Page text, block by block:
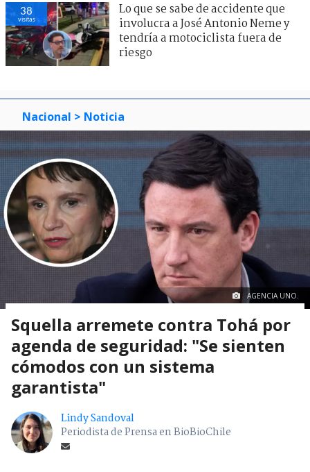
38
visitas
Lo que se sabe de accidente que
involucra a José Antonio Neme y
tendría a motociclista fuera de
riesgo
Nacional > Noticia
AGENCIA UNO.
Squella arremete contra Tohá por
agenda de seguridad: "Se sienten
cómodos con un sistema
garantista"
Lindy Sandoval
Periodista de Prensa en BioBioChile